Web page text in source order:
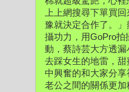
上上網搜尋下單買
豫就決定合作了。」
攝功力， 用GoPro拍
動， 蔡詩芸大方透
去踩女生的地雷， 甜
中興奮的和大家分
老公之間的關係更